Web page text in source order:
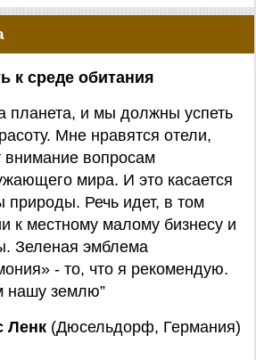
к среде обитания
планета, и мы должны успеть
Мне нравятся отели,
внимание вопросам
мира. И это касается
природы. Речь идет, в том
к местному малому бизнесу и
Зеленая эмблема
- то, что я рекомендую.
нашу землю”
Ленк (Дюсельдорф, Германия)